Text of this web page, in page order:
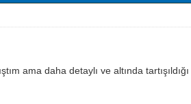
ama daha detaylı ve altında